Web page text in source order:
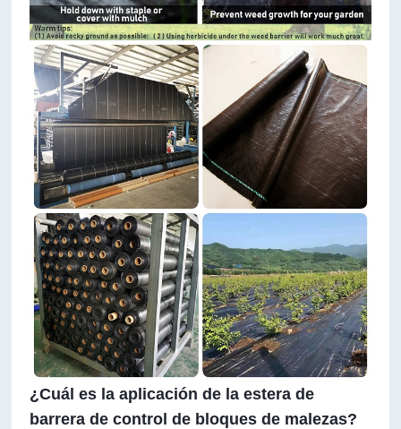
¿Cuál es la aplicación de la estera de
barrera de control de bloques de malezas?